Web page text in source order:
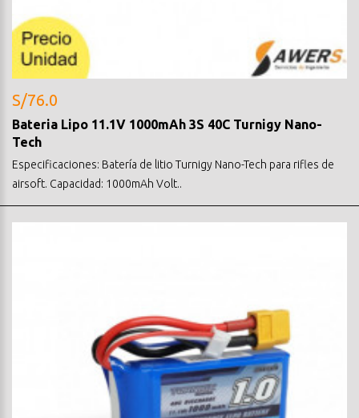
S/76.0
Bateria Lipo 11.1V 1000mAh 3S 40C Turnigy Nano-
Tech
Especificaciones: Batería de litio Turnigy Nano-Tech para rifles de
airsoft. Capacidad: 1000mAh Volt..